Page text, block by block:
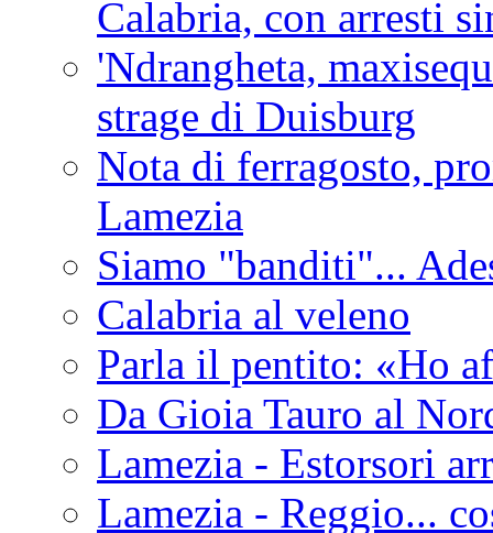
Calabria, con arresti
'Ndrangheta,
strage di Duisburg
Nota di ferragosto,
Lamezia
Siamo "banditi"...
Calabria al veleno
Parla il pentito: «Ho
Da Gioia Tauro al
Lamezia - Estorsori
Lamezia - Reggio...